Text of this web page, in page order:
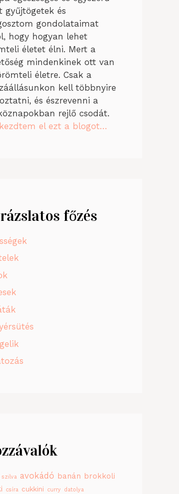
gyűjtögetek és
gondolataimat
hogy hogyan lehet
életet élni. Mert a
mindenkinek ott van
életre. Csak a
kell többnyire
és észrevenni a
rejlő csodát.
el ezt a blogot…
főzés
szilva avokádó banán brokkoli
csíra cukkini curry datolya